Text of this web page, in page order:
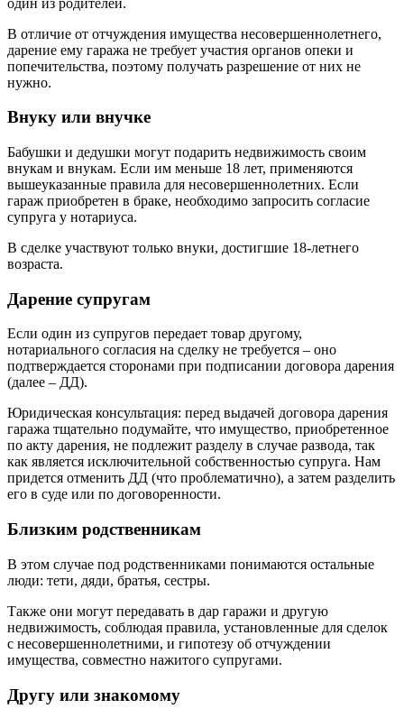
В отличие от отчуждения имущества несовершеннолетнего,
дарение ему гаража не требует участия органов опеки и
попечительства, поэтому получать разрешение от них не
нужно.
Внуку или внучке
Бабушки и дедушки могут подарить недвижимость своим
внукам и внукам. Если им меньше 18 лет, применяются
вышеуказанные правила для несовершеннолетних. Если
гараж приобретен в браке, необходимо запросить согласие
супруга у нотариуса.
В сделке участвуют только внуки, достигшие 18-летнего
возраста.
Дарение супругам
Если один из супругов передает товар другому,
нотариального согласия на сделку не требуется – оно
подтверждается сторонами при подписании договора дарения
(далее – ДД).
Юридическая консультация: перед выдачей договора дарения
гаража тщательно подумайте, что имущество, приобретенное
по акту дарения, не подлежит разделу в случае развода, так
как является исключительной собственностью супруга. Нам
придется отменить ДД (что проблематично), а затем разделить
его в суде или по договоренности.
Близким родственникам
В этом случае под родственниками понимаются остальные
люди: тети, дяди, братья, сестры.
Также они могут передавать в дар гаражи и другую
недвижимость, соблюдая правила, установленные для сделок
с несовершеннолетними, и гипотезу об отчуждении
имущества, совместно нажитого супругами.
Другу или знакомому